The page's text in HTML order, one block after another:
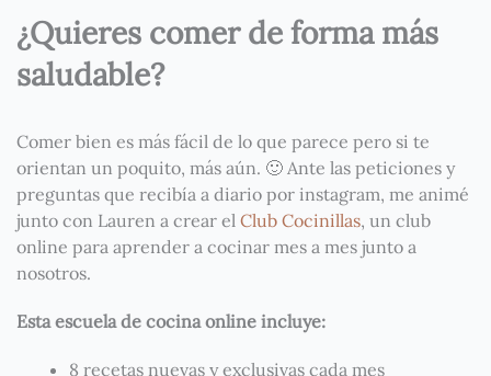
¿Quieres comer de forma más
saludable?
Comer bien es más fácil de lo que parece pero si te
orientan un poquito, más aún. 🙂 Ante las peticiones y
preguntas que recibía a diario por instagram, me animé
junto con Lauren a crear el Club Cocinillas, un club
online para aprender a cocinar mes a mes junto a
nosotros.
Esta escuela de cocina online incluye:
8 recetas nuevas y exclusivas cada mes